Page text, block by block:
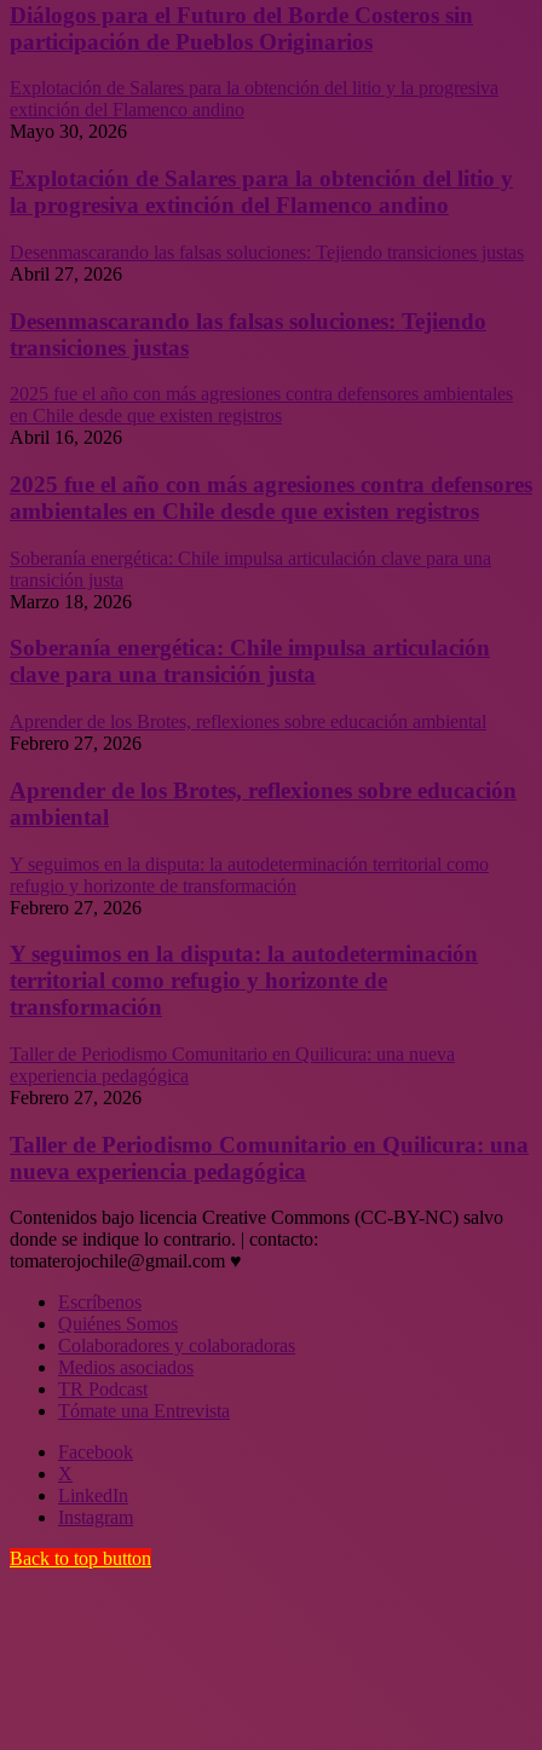
Diálogos para el Futuro del Borde Costeros sin
participación de Pueblos Originarios
Explotación de Salares para la obtención del litio y la progresiva
extinción del Flamenco andino
Mayo 30, 2026
Explotación de Salares para la obtención del litio y
la progresiva extinción del Flamenco andino
Desenmascarando las falsas soluciones: Tejiendo transiciones justas
Abril 27, 2026
Desenmascarando las falsas soluciones: Tejiendo
transiciones justas
2025 fue el año con más agresiones contra defensores ambientales
en Chile desde que existen registros
Abril 16, 2026
2025 fue el año con más agresiones contra defensores
ambientales en Chile desde que existen registros
Soberanía energética: Chile impulsa articulación clave para una
transición justa
Marzo 18, 2026
Soberanía energética: Chile impulsa articulación
clave para una transición justa
Aprender de los Brotes, reflexiones sobre educación ambiental
Febrero 27, 2026
Aprender de los Brotes, reflexiones sobre educación
ambiental
Y seguimos en la disputa: la autodeterminación territorial como
refugio y horizonte de transformación
Febrero 27, 2026
Y seguimos en la disputa: la autodeterminación
territorial como refugio y horizonte de
transformación
Taller de Periodismo Comunitario en Quilicura: una nueva
experiencia pedagógica
Febrero 27, 2026
Taller de Periodismo Comunitario en Quilicura: una
nueva experiencia pedagógica
Contenidos bajo licencia Creative Commons (CC-BY-NC) salvo
donde se indique lo contrario. | contacto:
tomaterojochile@gmail.com ♥
Escríbenos
Quiénes Somos
Colaboradores y colaboradoras
Medios asociados
TR Podcast
Tómate una Entrevista
Facebook
X
LinkedIn
Instagram
Back to top button